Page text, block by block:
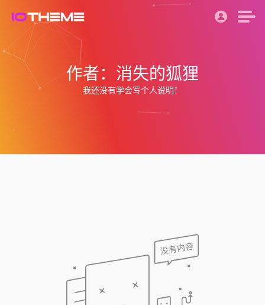
作者：消失的狐狸
我还没有学会写个人说明！